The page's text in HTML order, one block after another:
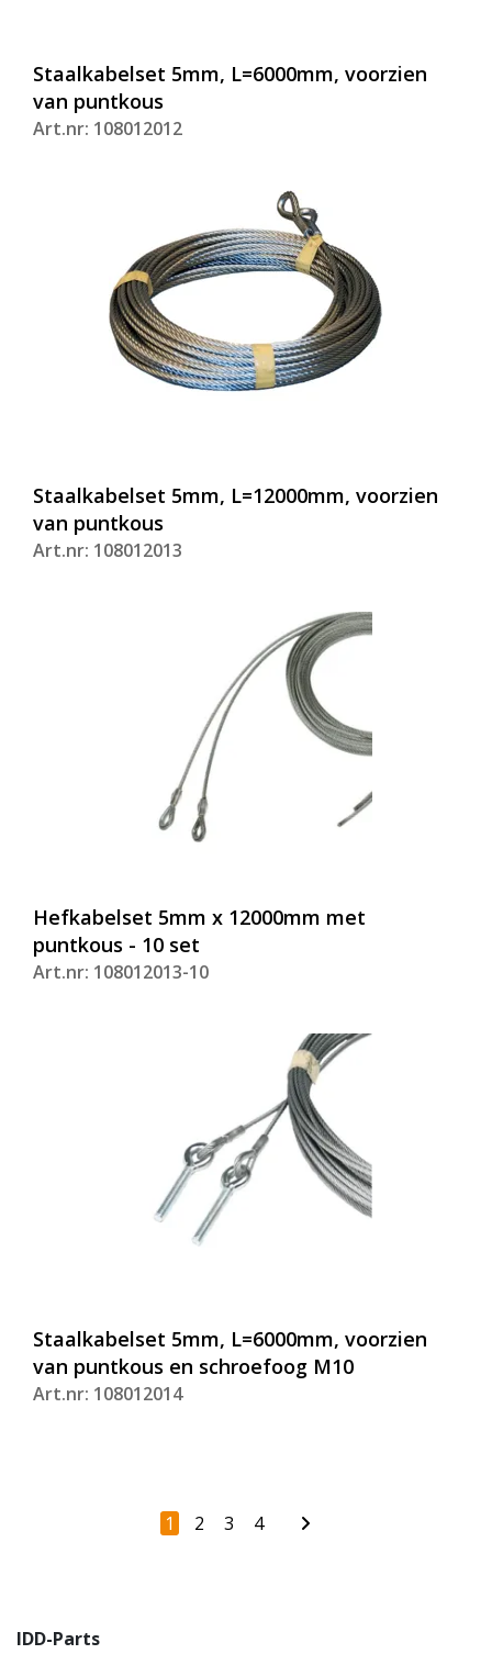
Staalkabelset 5mm, L=6000mm, voorzien
van puntkous
Art.nr: 108012012
Staalkabelset 5mm, L=12000mm, voorzien
van puntkous
Art.nr: 108012013
Hefkabelset 5mm x 12000mm met
puntkous - 10 set
Art.nr: 108012013-10
Staalkabelset 5mm, L=6000mm, voorzien
van puntkous en schroefoog M10
Art.nr: 108012014
1 2 3 4
IDD-Parts